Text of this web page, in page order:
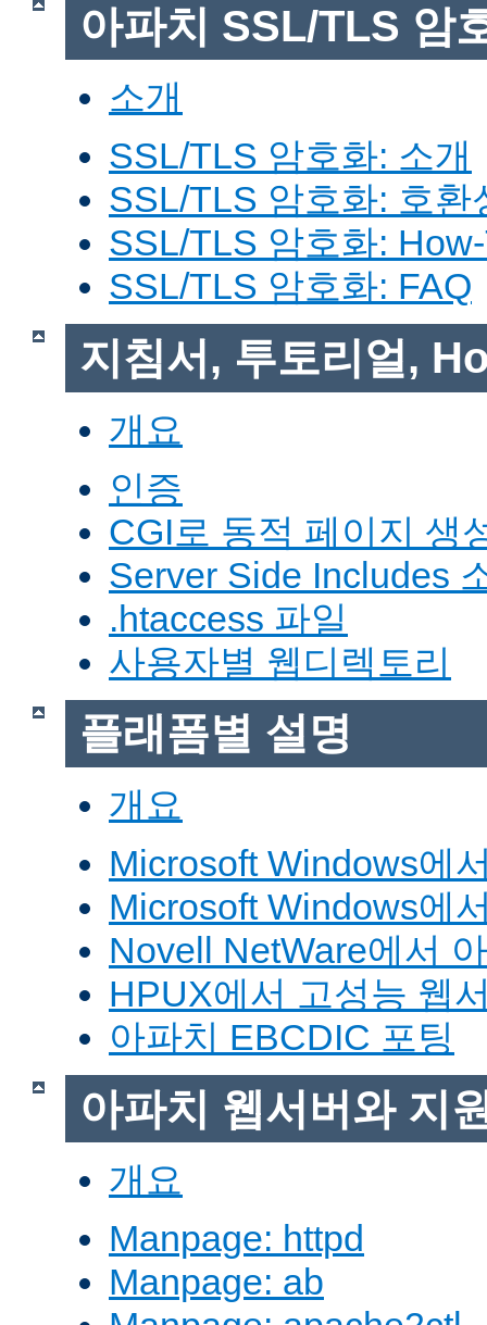
아파치 SSL/TLS 암
소개
SSL/TLS 암호화: 소개
SSL/TLS 암호화: 호환
SSL/TLS 암호화:
SSL/TLS 암호화: FAQ
지침서, 투토리얼,
개요
인증
CGI로 동적 페이지 생
Server Side Includes
.htaccess 파일
사용자별 웹디렉토리
플래폼별 설명
개요
Microsoft Windows에
Microsoft Windows에
Novell NetWare에서
HPUX에서 고성능 웹
아파치 EBCDIC 포팅
아파치 웹서버와 지
개요
Manpage: httpd
Manpage: ab